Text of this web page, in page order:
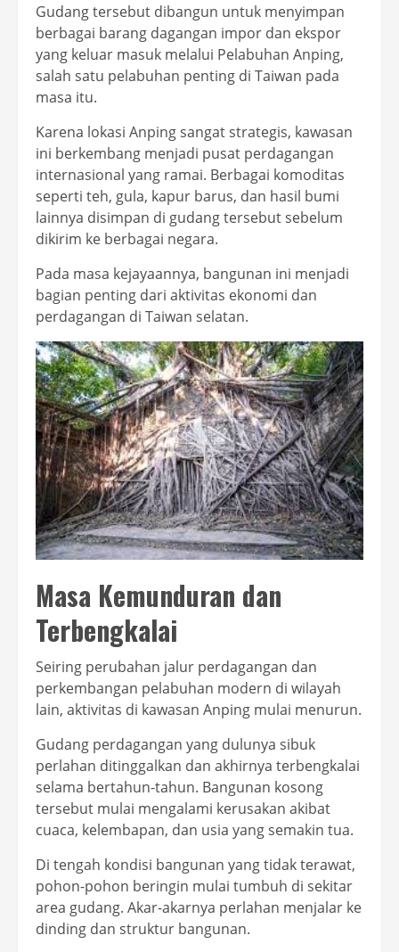
Gudang tersebut dibangun untuk menyimpan
berbagai barang dagangan impor dan ekspor
yang keluar masuk melalui Pelabuhan Anping,
salah satu pelabuhan penting di Taiwan pada
masa itu.
Karena lokasi Anping sangat strategis, kawasan
ini berkembang menjadi pusat perdagangan
internasional yang ramai. Berbagai komoditas
seperti teh, gula, kapur barus, dan hasil bumi
lainnya disimpan di gudang tersebut sebelum
dikirim ke berbagai negara.
Pada masa kejayaannya, bangunan ini menjadi
bagian penting dari aktivitas ekonomi dan
perdagangan di Taiwan selatan.
Masa Kemunduran dan
Terbengkalai
Seiring perubahan jalur perdagangan dan
perkembangan pelabuhan modern di wilayah
lain, aktivitas di kawasan Anping mulai menurun.
Gudang perdagangan yang dulunya sibuk
perlahan ditinggalkan dan akhirnya terbengkalai
selama bertahun-tahun. Bangunan kosong
tersebut mulai mengalami kerusakan akibat
cuaca, kelembapan, dan usia yang semakin tua.
Di tengah kondisi bangunan yang tidak terawat,
pohon-pohon beringin mulai tumbuh di sekitar
area gudang. Akar-akarnya perlahan menjalar ke
dinding dan struktur bangunan.